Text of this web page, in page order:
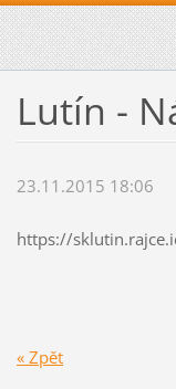
Lutín -
23.11.2015 18:06
https://
« Zpět